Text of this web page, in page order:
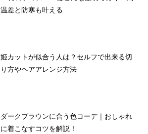
温差と防寒も叶える
姫カットが似合う人は？セルフで出来る切
り方やヘアアレンジ方法
ダークブラウンに合う色コーデ｜おしゃれ
に着こなすコツを解説！